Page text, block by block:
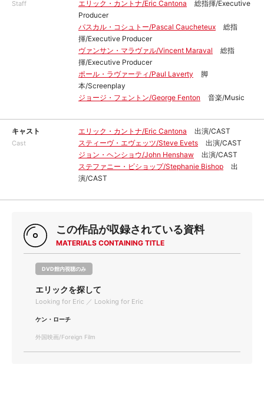
Staff
エリック・カントナ/Eric Cantona
総指揮/Executive
Producer
パスカル・コシュトー/Pascal Caucheteux
総指
揮/Executive Producer
ヴァンサン・マラヴァル/Vincent Maraval
総指
揮/Executive Producer
ポール・ラヴァーティ/Paul Laverty
脚
本/Screenplay
ジョージ・フェントン/George Fenton
音楽/Music
キャスト
Cast
エリック・カントナ/Eric Cantona
出演/CAST
スティーヴ・エヴェッツ/Steve Evets
出演/CAST
ジョン・ヘンショウ/John Henshaw
出演/CAST
ステファニー・ビショップ/Stephanie Bishop
出
演/CAST
この作品が収録されている資料
MATERIALS CONTAINING TITLE
DVD館内視聴のみ
エリックを探して
Looking for Eric ／ Looking for Eric
ケン・ローチ
外国映画/Foreign Film